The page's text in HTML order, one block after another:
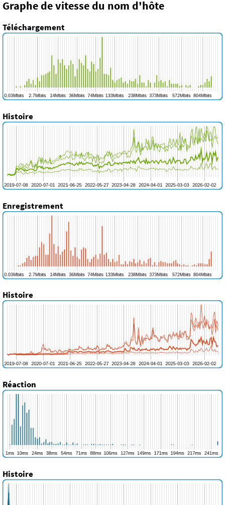
Graphe de vitesse du nom d'hôte
Téléchargement
Histoire
Enregistrement
Histoire
Réaction
Histoire